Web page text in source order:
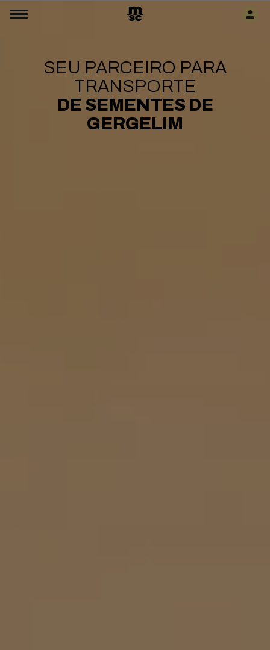
SEU PARCEIRO PARA
TRANSPORTE
DE SEMENTES DE
GERGELIM